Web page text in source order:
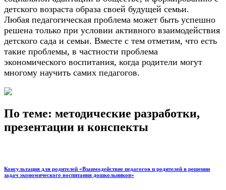
детского возраста образа своей будущей семьи.
Любая педагогическая проблема может быть успешно
решена только при условии активного взаимодействия
детского сада и семьи. Вместе с тем отметим, что есть
такие проблемы, в частности проблема
экономического воспитания, когда родители могут
многому научить самих педагогов.
По теме: методические разработки,
презентации и конспекты
Консультация для родителей «Взаимодействие педагогов и родителей в решении
задач экономического воспитания дошкольников»